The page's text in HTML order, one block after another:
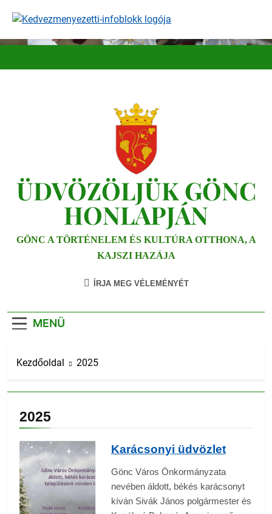
ÜDVÖZÖLJÜK GÖNC
HONLAPJÁN
GÖNC A TÖRTÉNELEM ÉS KULTÚRA OTTHONA, A
KAJSZI HAZÁJA
ÍRJA MEG VÉLEMÉNYÉT
MENÜ
Kezdőoldal 2025
2025
Karácsonyi üdvözlet
Gönc Város Önkormányzata
nevében áldott, békés karácsonyt
kíván Sivák János polgármester és